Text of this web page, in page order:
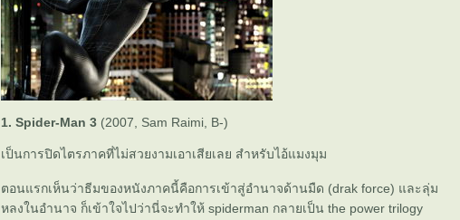
1. Spider-Man 3 (2007, Sam Raimi, B-)
เป็นการปิดไตรภาคที่ไม่สวยงามเอาเสียเลย สำหรับไอ้แมงมุม
ตอนแรกเห็นว่าธีมของหนังภาคนี้คือการเข้าสู่อำนาจด้านมืด (drak force) และลุ่ม
หลงในอำนาจ ก็เข้าใจไปว่านี่จะทำให้ spiderman กลายเป็น the power trilogy